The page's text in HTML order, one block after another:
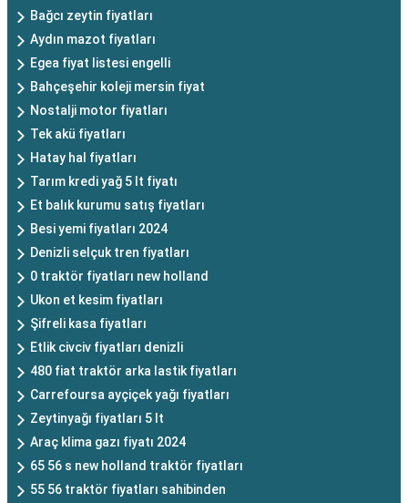
Bağcı zeytin fiyatları
Aydın mazot fiyatları
Egea fiyat listesi engelli
Bahçeşehir koleji mersin fiyat
Nostalji motor fiyatları
Tek akü fiyatları
Hatay hal fiyatları
Tarım kredi yağ 5 lt fiyatı
Et balık kurumu satış fiyatları
Besi yemi fiyatları 2024
Denizli selçuk tren fiyatları
0 traktör fiyatları new holland
Ukon et kesim fiyatları
Şifreli kasa fiyatları
Etlik civciv fiyatları denizli
480 fiat traktör arka lastik fiyatları
Carrefoursa ayçiçek yağı fiyatları
Zeytinyağı fiyatları 5 lt
Araç klima gazı fiyatı 2024
65 56 s new holland traktör fiyatları
55 56 traktör fiyatları sahibinden